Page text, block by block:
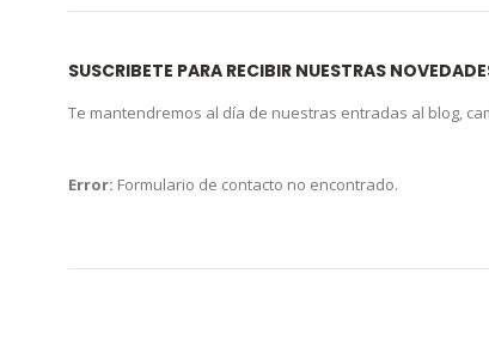
SUSCRIBETE PARA RECIBIR NUESTRAS
Te mantendremos al día de nuestras entradas al blog,
Error: Formulario de contacto no encontrado.